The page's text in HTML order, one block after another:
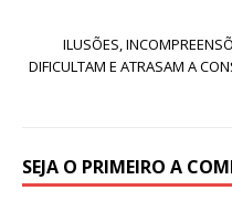
o
k
ILUSÕES,
DIFICULTAM E ATRASAM A
SEJA O PRIMEIRO A